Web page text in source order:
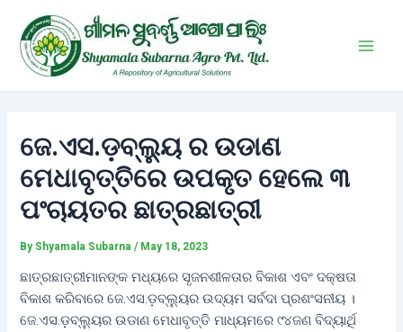
content
ଜେ.ଏସ.ଡ଼ବ୍ଲ୍ୟୁ ର ଉଡାଣ
ମେଧାବୃତ୍ତିରେ ଉପକୃତ ହେଲେ ୩
ପଂଚାୟତର ଛାତ୍ରଛାତ୍ରୀ
By Shyamala Subarna/ May 18, 2023
ଛାତ୍ରଛାତ୍ରୀମାନଙ୍କ ମଧ୍ୟରେ ସୃଜନଶୀଳତାର ବିକାଶ ଏବଂ ଦକ୍ଷତା
ବିକାଶ କରିବାରେ ଜେ.ଏସ.ଡ଼ବ୍ଲ୍ୟୁର ଉଦ୍ୟମ ସର୍ବଦା ପ୍ରଶଂସନୀୟ ।
ଜେ.ଏସ.ଡ଼ବ୍ଲ୍ୟୁର ଉଡାଣ ମେଧାବୃତ୍ତି ମାଧ୍ୟମରେ ୯୪ଜଣ ବିଦ୍ୟାର୍ଥି
navigation